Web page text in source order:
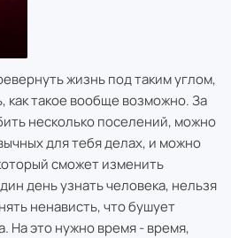
жизнь под таким углом,
как такое вообще возможно. За
несколько поселений, можно
для тебя делах, и можно
сможет изменить
день узнать человека, нельзя
ненависть, что бушует
На это нужно время - время,